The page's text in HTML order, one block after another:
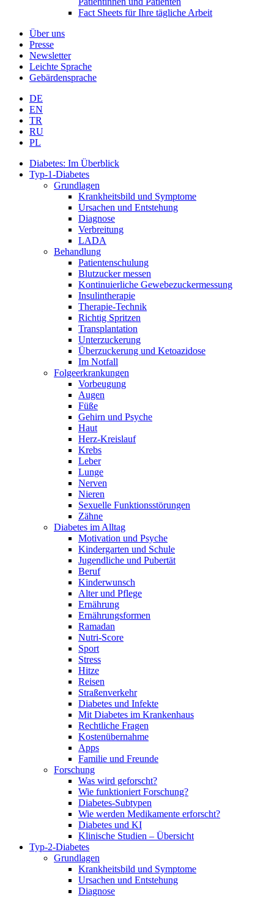
Fact Sheets für Ihre tägliche Arbeit
Über uns
Presse
Newsletter
Leichte Sprache
Gebärdensprache
DE
EN
TR
RU
PL
Diabetes: Im Überblick
Typ-1-Diabetes
Grundlagen
Krankheitsbild und Symptome
Ursachen und Entstehung
Diagnose
Verbreitung
LADA
Behandlung
Patientenschulung
Blutzucker messen
Kontinuierliche Gewebezuckermessung
Insulintherapie
Therapie-Technik
Richtig Spritzen
Transplantation
Unterzuckerung
Überzuckerung und Ketoazidose
Im Notfall
Folgeerkrankungen
Vorbeugung
Augen
Füße
Gehirn und Psyche
Haut
Herz-Kreislauf
Krebs
Leber
Lunge
Nerven
Nieren
Sexuelle Funktionsstörungen
Zähne
Diabetes im Alltag
Motivation und Psyche
Kindergarten und Schule
Jugendliche und Pubertät
Beruf
Kinderwunsch
Alter und Pflege
Ernährung
Ernährungsformen
Ramadan
Nutri-Score
Sport
Stress
Hitze
Reisen
Straßenverkehr
Diabetes und Infekte
Mit Diabetes im Krankenhaus
Rechtliche Fragen
Kostenübernahme
Apps
Familie und Freunde
Forschung
Was wird geforscht?
Wie funktioniert Forschung?
Diabetes-Subtypen
Wie werden Medikamente erforscht?
Diabetes und KI
Klinische Studien – Übersicht
Typ-2-Diabetes
Grundlagen
Krankheitsbild und Symptome
Ursachen und Entstehung
Diagnose